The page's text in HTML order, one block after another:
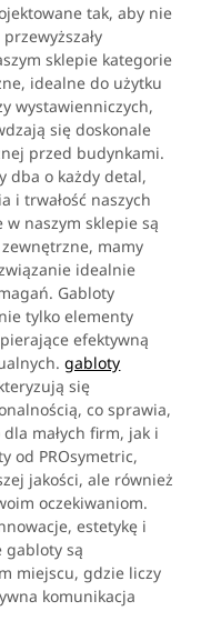
tak, aby nie
sklepie kategorie
idealne do użytku
wystawienniczych,
się doskonale
przed budynkami.
dba o każdy detal,
i trwałość naszych
naszym sklepie są
mamy
idealnie
Gabloty
tylko elementy
efektywną
gabloty
się
co sprawia,
małych firm, jak i
od PROsymetric,
jakości, ale również
oczekiwaniom.
estetykę i
gabloty są
miejscu, gdzie liczy
komunikacja